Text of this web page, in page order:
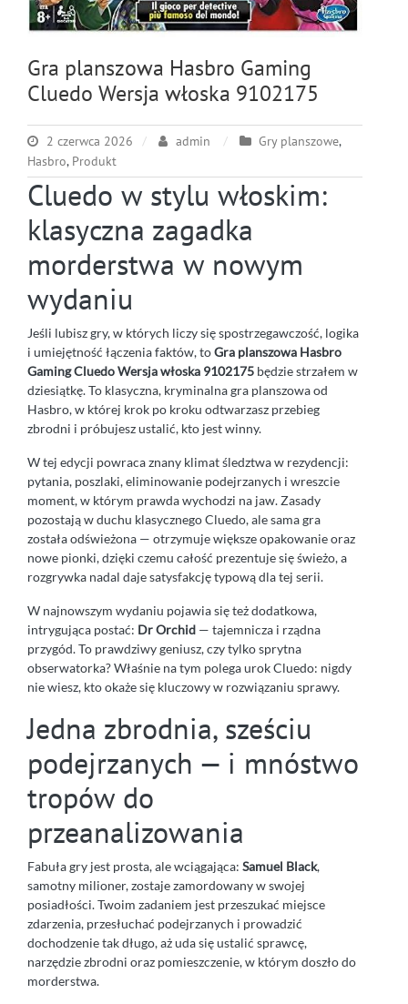
Gra planszowa Hasbro Gaming
Cluedo Wersja włoska 9102175
2 czerwca 2026 admin Gry planszowe,
Hasbro, Produkt
Cluedo w stylu włoskim:
klasyczna zagadka
morderstwa w nowym
wydaniu
Jeśli lubisz gry, w których liczy się spostrzegawczość, logika
i umiejętność łączenia faktów, toGra planszowa Hasbro
Gaming Cluedo Wersja włoska 9102175 będzie strzałem w
dziesiątkę. To klasyczna, kryminalna gra planszowa od
Hasbro, w której krok po kroku odtwarzasz przebieg
zbrodni i próbujesz ustalić, kto jest winny.
W tej edycji powraca znany klimat śledztwa w rezydencji:
pytania, poszlaki, eliminowanie podejrzanych i wreszcie
moment, w którym prawda wychodzi na jaw. Zasady
pozostają w duchu klasycznego Cluedo, ale sama gra
została odświeżona — otrzymuje większe opakowanie oraz
nowe pionki, dzięki czemu całość prezentuje się świeżo, a
rozgrywka nadal daje satysfakcję typową dla tej serii.
W najnowszym wydaniu pojawia się też dodatkowa,
intrygująca postać: Dr Orchid — tajemnicza i rządna
przygód. To prawdziwy geniusz, czy tylko sprytna
obserwatorka? Właśnie na tym polega urok Cluedo: nigdy
nie wiesz, kto okaże się kluczowy w rozwiązaniu sprawy.
Jedna zbrodnia, sześciu
podejrzanych — i mnóstwo
tropów do
przeanalizowania
Fabuła gry jest prosta, ale wciągająca: Samuel Black,
samotny milioner, zostaje zamordowany w swojej
posiadłości. Twoim zadaniem jest przeszukać miejsce
zdarzenia, przesłuchać podejrzanych i prowadzić
dochodzenie tak długo, aż uda się ustalić sprawcę,
narzędzie zbrodni oraz pomieszczenie, w którym doszło do
morderstwa.